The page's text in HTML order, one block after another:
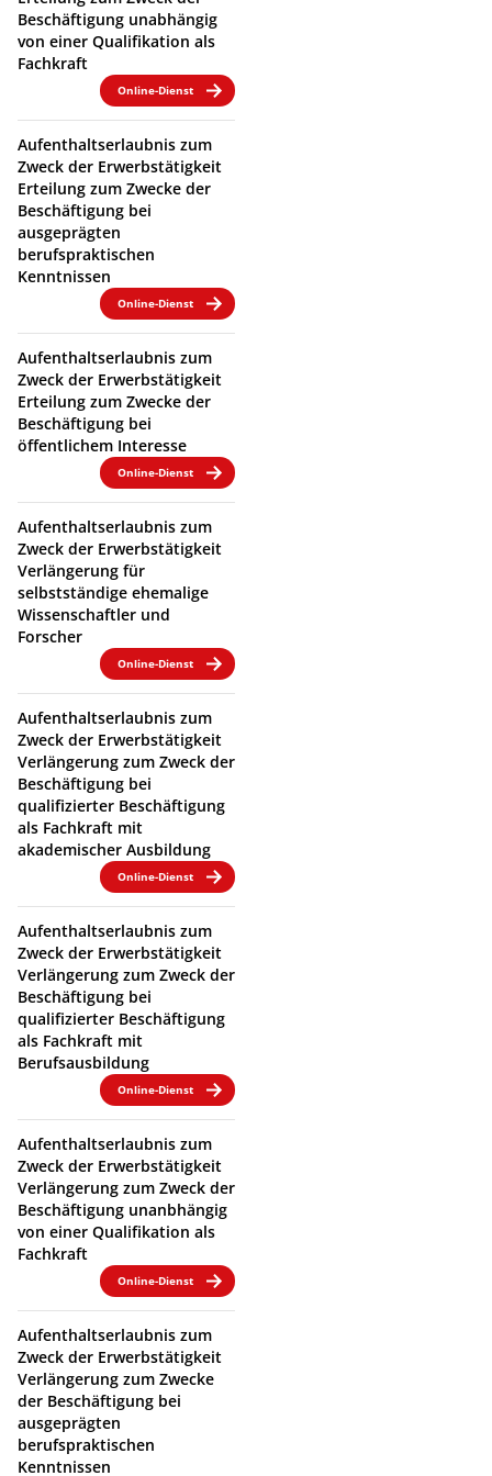
Beschäftigung unabhängig
von einer Qualifikation als
Fachkraft
Online-Dienst
Aufenthaltserlaubnis zum
Zweck der Erwerbstätigkeit
Erteilung zum Zwecke der
Beschäftigung bei
ausgeprägten
berufspraktischen
Kenntnissen
Online-Dienst
Aufenthaltserlaubnis zum
Zweck der Erwerbstätigkeit
Erteilung zum Zwecke der
Beschäftigung bei
öffentlichem Interesse
Online-Dienst
Aufenthaltserlaubnis zum
Zweck der Erwerbstätigkeit
Verlängerung für
selbstständige ehemalige
Wissenschaftler und
Forscher
Online-Dienst
Aufenthaltserlaubnis zum
Zweck der Erwerbstätigkeit
Verlängerung zum Zweck der
Beschäftigung bei
qualifizierter Beschäftigung
als Fachkraft mit
akademischer Ausbildung
Online-Dienst
Aufenthaltserlaubnis zum
Zweck der Erwerbstätigkeit
Verlängerung zum Zweck der
Beschäftigung bei
qualifizierter Beschäftigung
als Fachkraft mit
Berufsausbildung
Online-Dienst
Aufenthaltserlaubnis zum
Zweck der Erwerbstätigkeit
Verlängerung zum Zweck der
Beschäftigung unanbhängig
von einer Qualifikation als
Fachkraft
Online-Dienst
Aufenthaltserlaubnis zum
Zweck der Erwerbstätigkeit
Verlängerung zum Zwecke
der Beschäftigung bei
ausgeprägten
berufspraktischen
Kenntnissen